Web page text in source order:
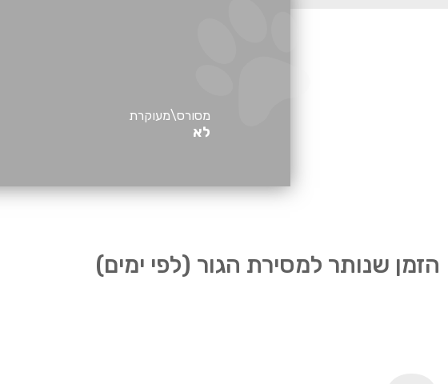
מסורס\מעוקרת
לא
הזמן שנותר למסירת הגור (לפי ימים)